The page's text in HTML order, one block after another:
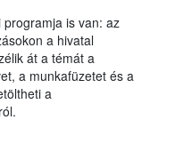
is van: az
a hivatal
át a témát a
a munkafüzetet és a
a